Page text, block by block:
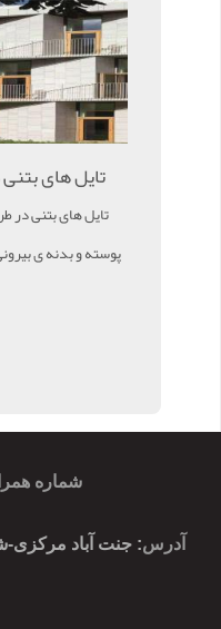
تایل های
تایل های بتنی در
پوسته و بدنه ی
شماره
آدرس: جنت آباد مرکزی-